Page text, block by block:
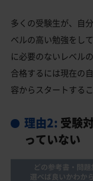
多くの受験生が、自
ベルの高い勉強をし
に必要のないレベル
合格するには現在の
容からスタートする
理由2: 受験
っていない